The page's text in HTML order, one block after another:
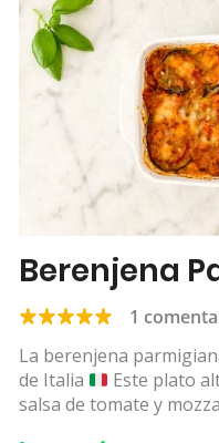
Berenjena
1
La berenjena
de Italia
Este plato
salsa de tomate y